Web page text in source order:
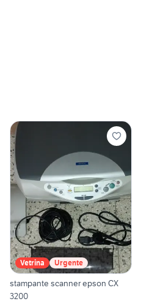
Vetrina Urgente
stampante scanner epson CX
3200